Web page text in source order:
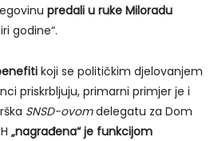
predali u ruke Miloradu
godine“.
koji se političkim djelovanjem
priskrbljuju, primarni primjer je i
SNSD-ovomdelegatu za Dom
„nagrađena“ je funkcijom